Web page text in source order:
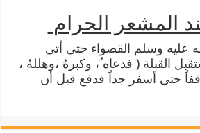
المشعر الحرام
عليه وسلم القصواء حتى أتى
القبلة ( فدعاه ُ، وكبرهُ ،وهللهُ ،
حتى أسفر جداً فدفع قبل أن